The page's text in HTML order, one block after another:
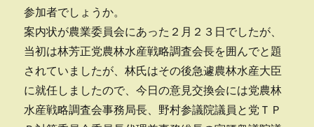
参加者でしょうか。
案内状が農業委員会にあった２月２３日でしたが、
当初は林芳正党農林水産戦略調査会長を囲んでと題
されていましたが、林氏はその後急遽農林水産大臣
に就任しましたので、今日の意見交換会には党農林
水産戦略調査会事務局長、野村参議院議員と党ＴＰ